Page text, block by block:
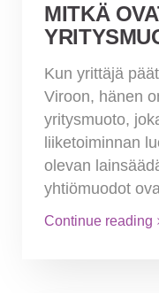
MITKÄ
Kun yrittäjä
Viroon,
yritysmuoto,
liiketoiminnan
olevan
yhtiömuodot
Continue reading